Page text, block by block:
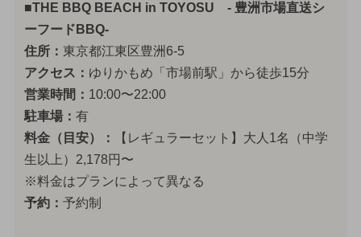
■THE BBQ BEACH in TOYOSU - 豊洲市場直送シ
ーフードBBQ-
住所： 東京都江東区豊洲6-5
アクセス： ゆりかもめ「市場前駅」から徒歩15分
営業時間： 10:00〜22:00
駐車場： 有
料金（目安）：
【レギュラーセット】大人1名（中学
生以上）2,178円〜
※料金はプランによって異なる
予約： 予約制